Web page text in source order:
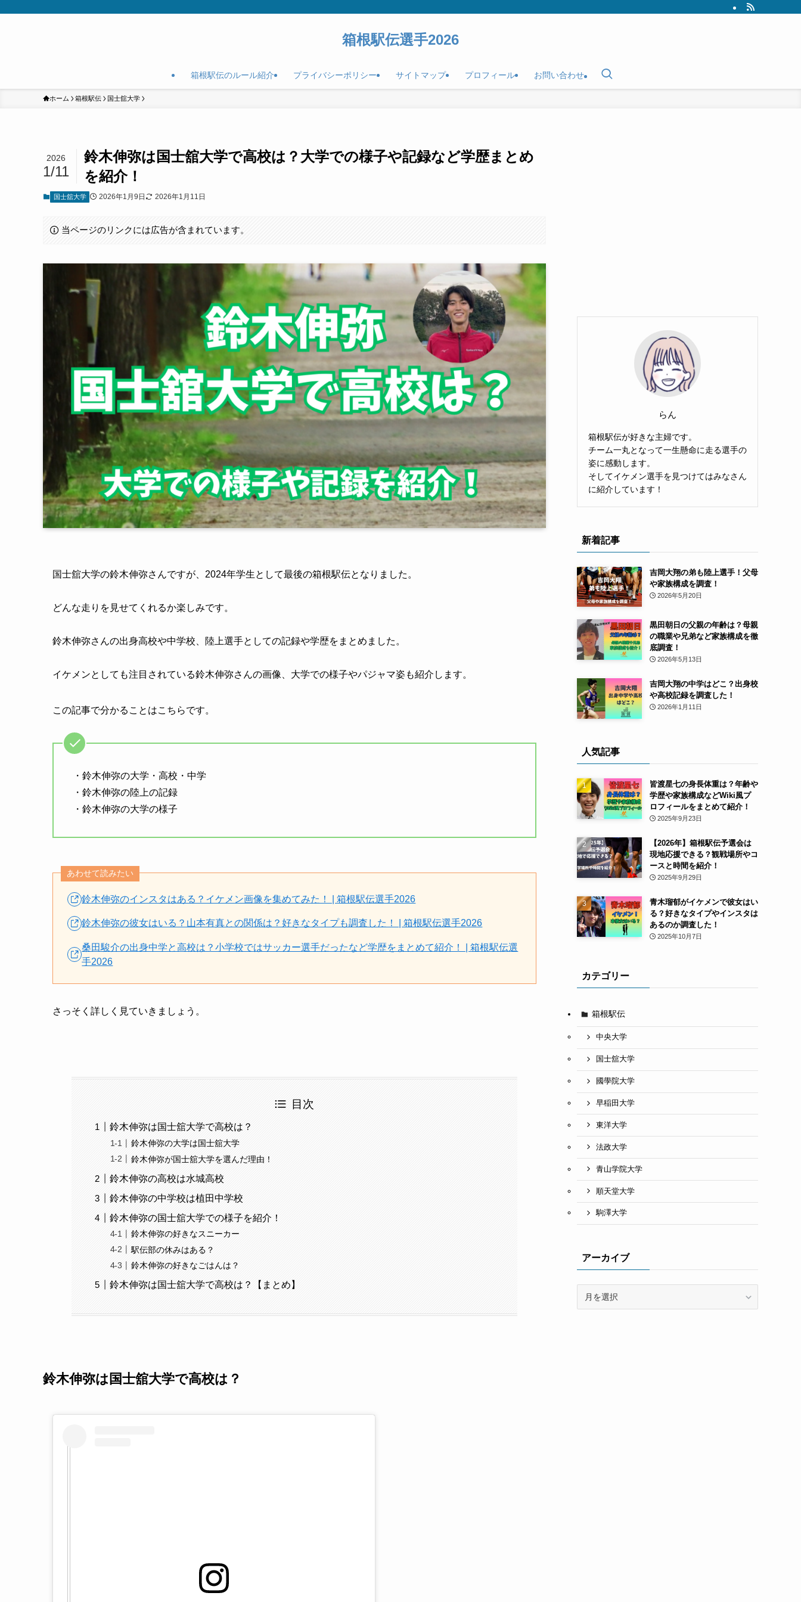
箱根駅伝選手2026
箱根駅伝のルール紹介 プライバシーポリシー サイトマップ プロフィール お問い合わせ
ホーム 箱根駅伝 国士舘大学
鈴木伸弥は国士舘大学で高校は？大学での様子や記録など学歴まとめ
を紹介！
2026
1/11
国士舘大学 2026年1月9日 2026年1月11日
当ページのリンクには広告が含まれています。
国士舘大学の鈴木伸弥さんですが、2024年学生として最後の箱根駅伝となりました。
どんな走りを見せてくれるか楽しみです。
鈴木伸弥さんの出身高校や中学校、陸上選手としての記録や学歴をまとめました。
イケメンとしても注目されている鈴木伸弥さんの画像、大学での様子やパジャマ姿も紹介します。
この記事で分かることはこちらです。
・鈴木伸弥の大学・高校・中学
・鈴木伸弥の陸上の記録
・鈴木伸弥の大学の様子
あわせて読みたい
鈴木伸弥のインスタはある？イケメン画像を集めてみた！ | 箱根駅伝選手2026
鈴木伸弥の彼女はいる？山本有真との関係は？好きなタイプも調査した！ | 箱根駅伝選手2026
桑田駿介の出身中学と高校は？小学校ではサッカー選手だったなど学歴をまとめて紹介！ | 箱根駅伝選
手2026
さっそく詳しく見ていきましょう。
目次
鈴木伸弥は国士舘大学で高校は？
鈴木伸弥の大学は国士舘大学
鈴木伸弥が国士舘大学を選んだ理由！
鈴木伸弥の高校は水城高校
鈴木伸弥の中学校は植田中学校
鈴木伸弥の国士舘大学での様子を紹介！
鈴木伸弥の好きなスニーカー
駅伝部の休みはある？
鈴木伸弥の好きなごはんは？
鈴木伸弥は国士舘大学で高校は？【まとめ】
鈴木伸弥は国士舘大学で高校は？
らん
箱根駅伝が好きな主婦です。
チーム一丸となって一生懸命に走る選手の
姿に感動します。
そしてイケメン選手を見つけてはみなさん
に紹介しています！
新着記事
吉岡大翔の弟も陸上選手！父母
や家族構成を調査！
2026年5月20日
黒田朝日の父親の年齢は？母親
の職業や兄弟など家族構成を徹
底調査！
2026年5月13日
吉岡大翔の中学はどこ？出身校
や高校記録を調査した！
2026年1月11日
人気記事
皆渡星七の身長体重は？年齢や
学歴や家族構成などWiki風プ
ロフィールをまとめて紹介！
2025年9月23日
【2026年】箱根駅伝予選会は
現地応援できる？観戦場所やコ
ースと時間を紹介！
2025年9月29日
青木瑠郁がイケメンで彼女はい
る？好きなタイプやインスタは
あるのか調査した！
2025年10月7日
カテゴリー
箱根駅伝
中央大学
国士舘大学
國學院大学
早稲田大学
東洋大学
法政大学
青山学院大学
順天堂大学
駒澤大学
アーカイブ